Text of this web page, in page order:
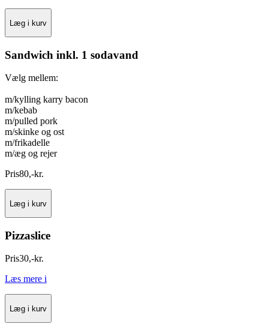
Læg i kurv
Sandwich inkl. 1 sodavand
Vælg mellem:
m/kylling karry bacon
m/kebab
m/pulled pork
m/skinke og ost
m/frikadelle
m/æg og rejer
Pris80,-kr.
Læg i kurv
Pizzaslice
Pris30,-kr.
Læs mere i
Læg i kurv